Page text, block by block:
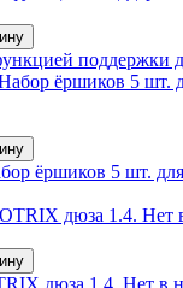
поддержки
ёршиков 5 шт.